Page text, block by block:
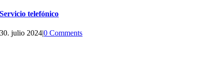
Servicio telefónico
30. julio 2024|0 Comments